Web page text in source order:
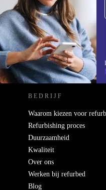
Mis nooit
REFURBED
BEDRIJF
Waarom kiezen voor
Refurbishing proces
Duurzaamheid
Kwaliteit
Over ons
Werken bij refurbed
Blog